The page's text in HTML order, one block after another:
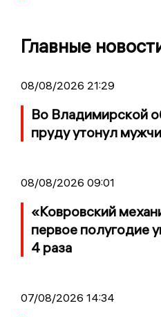
Главные
08/08/2026 21:29
Во Владимирской
пруду утонул
08/08/2026 09:01
«Ковровский
первое полугодие
4 раза
07/08/2026 14:34